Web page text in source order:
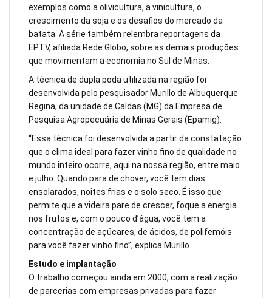
exemplos como a olivicultura, a vinicultura, o
crescimento da soja e os desafios do mercado da
batata. A série também relembra reportagens da
EPTV, afiliada Rede Globo, sobre as demais produções
que movimentam a economia no Sul de Minas.
A técnica de dupla poda utilizada na região foi
desenvolvida pelo pesquisador Murillo de Albuquerque
Regina, da unidade de Caldas (MG) da Empresa de
Pesquisa Agropecuária de Minas Gerais (Epamig).
“Essa técnica foi desenvolvida a partir da constatação
que o clima ideal para fazer vinho fino de qualidade no
mundo inteiro ocorre, aqui na nossa região, entre maio
e julho. Quando para de chover, você tem dias
ensolarados, noites frias e o solo seco. É isso que
permite que a videira pare de crescer, foque a energia
nos frutos e, com o pouco d’água, você tem a
concentração de açúcares, de ácidos, de polifemóis
para você fazer vinho fino”, explica Murillo.
Estudo e implantação
O trabalho começou ainda em 2000, com a realização
de parcerias com empresas privadas para fazer